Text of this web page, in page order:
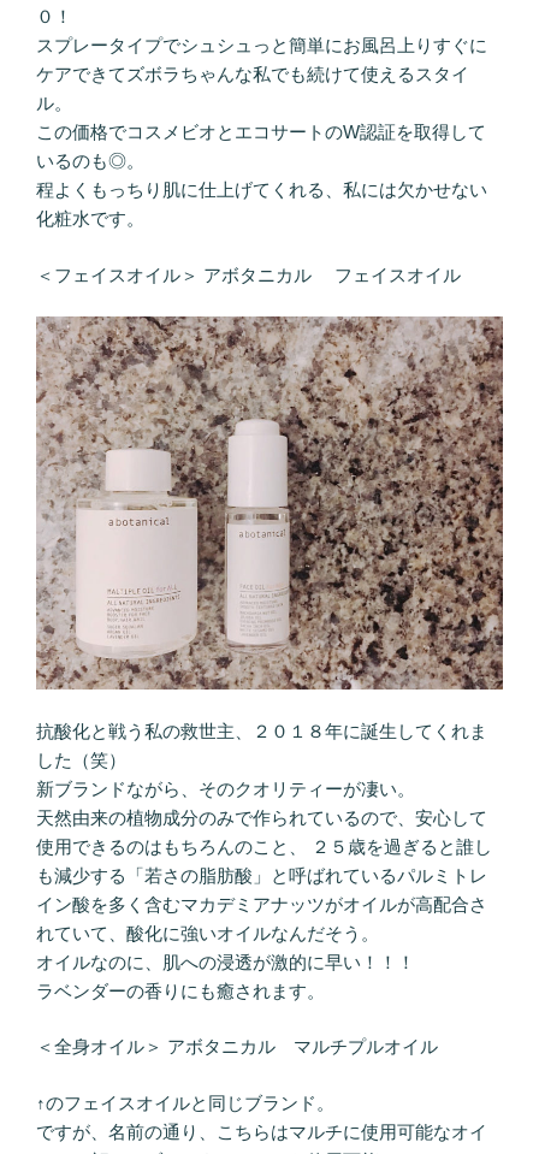
０！
スプレータイプでシュシュっと簡単にお風呂上りすぐに
ケアできてズボラちゃんな私でも続けて使えるスタイ
ル。
この価格でコスメビオとエコサートのW認証を取得して
いるのも◎。
程よくもっちり肌に仕上げてくれる、私には欠かせない
化粧水です。
＜フェイスオイル＞ アボタニカル フェイスオイル
抗酸化と戦う私の救世主、２０１８年に誕生してくれま
した（笑）
新ブランドながら、そのクオリティーが凄い。
天然由来の植物成分のみで作られているので、安心して
使用できるのはもちろんのこと、 ２５歳を過ぎると誰し
も減少する「若さの脂肪酸」と呼ばれているパルミトレ
イン酸を多く含むマカデミアナッツがオイルが高配合さ
れていて、酸化に強いオイルなんだそう。
オイルなのに、肌への浸透が激的に早い！！！
ラベンダーの香りにも癒されます。
＜全身オイル＞ アボタニカル マルチプルオイル
↑のフェイスオイルと同じブランド。
ですが、名前の通り、こちらはマルチに使用可能なオイ